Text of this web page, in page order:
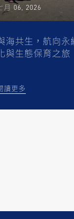
月 06, 2026
海共生，航向
與生態保育之旅
讀更多